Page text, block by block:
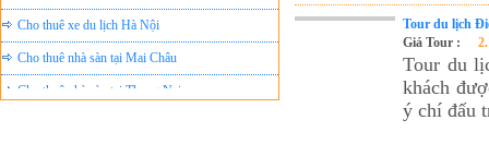
Cho thuê xe du lịch Hà Nội
Cho thuê nhà sàn tại Mai Châu
Cho thuê nhà sàn tại Thung Nai
Tour du lịch
Giá Tour :
Tour du
khách
ý chí đấu